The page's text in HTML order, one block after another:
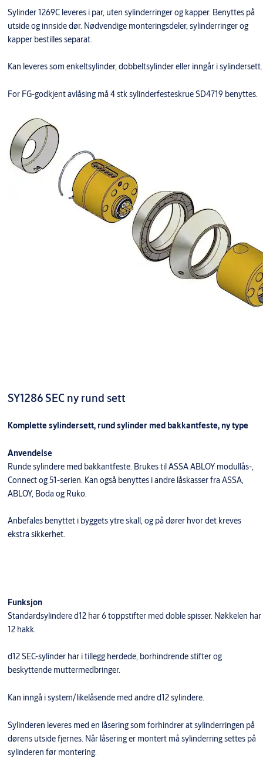
Sylinder 1269C leveres i par, uten sylinderringer og kapper. Benyttes på
utside og innside dør. Nødvendige monteringsdeler, sylinderringer og
kapper bestilles separat.
Kan leveres som enkeltsylinder, dobbeltsylinder eller inngår i sylindersett.
For FG-godkjent avlåsing må 4 stk sylinderfesteskrue SD4719 benyttes.
SY1286 SEC ny rund sett
Komplette sylindersett, rund sylinder med bakkantfeste, ny type
Anvendelse
Runde sylindere med bakkantfeste. Brukes til ASSA ABLOY modullås-,
Connect og 51-serien. Kan også benyttes i andre låskasser fra ASSA,
ABLOY, Boda og Ruko.
Anbefales benyttet i byggets ytre skall, og på dører hvor det kreves
ekstra sikkerhet.
Funksjon
Standardsylindere d12 har 6 toppstifter med doble spisser. Nøkkelen har
12 hakk.
d12 SEC-sylinder har i tillegg herdede, borhindrende stifter og
beskyttende muttermedbringer.
​Kan inngå i system/likelåsende med andre d12 sylindere.
Sylinderen leveres med en låsering som forhindrer at sylinderringen på
dørens utside fjernes. Når låsering er montert må sylinderring settes på
sylinderen før montering.